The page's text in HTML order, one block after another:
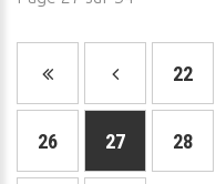
22
26 27 28